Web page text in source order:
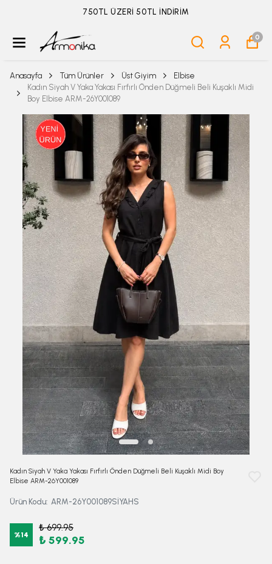
ÜYELİKSİZ SİPARİŞ İADE TALEBİ İÇİN TIKLA
0
Anasayfa Tüm Ürünler Üst Giyim
Elbise
Kadın Siyah V Yaka Yakası Fırfırlı Önden Düğmeli Beli Kuşaklı Midi
Boy Elbise ARM-26Y001089
Kadın Siyah V Yaka Yakası Fırfırlı Önden Düğmeli Beli Kuşaklı Midi Boy
Elbise ARM-26Y001089
Ürün Kodu: ARM-26Y001089SİYAHS
%14
₺ 699.95
₺ 599.95